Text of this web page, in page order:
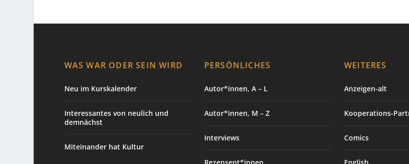
WAS WAR ODER SEIN WIRD
Neu im Kurskalender
Interessantes von neulich und
demnächst
Miteinander hat Kultur
PERSÖNLICHES
Autor*innen, A – L
Autor*innen, M – Z
Interviews
WEITERES
Anzeigen-alt
Kooperations-
Comics